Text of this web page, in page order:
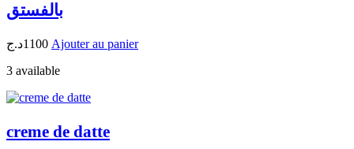
بالفستق
1100د.ج
Ajouter au panier
3 available
creme de datte